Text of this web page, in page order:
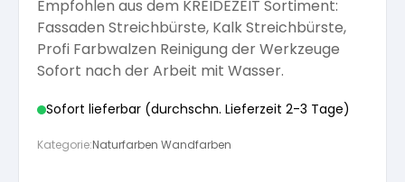
Empfohlen aus dem KREIDEZEIT Sortiment:
Fassaden Streichbürste, Kalk Streichbürste,
Profi Farbwalzen Reinigung der Werkzeuge
Sofort nach der Arbeit mit Wasser.
Sofort lieferbar (durchschn. Lieferzeit 2-3 Tage)
Kategorie:Naturfarben Wandfarben